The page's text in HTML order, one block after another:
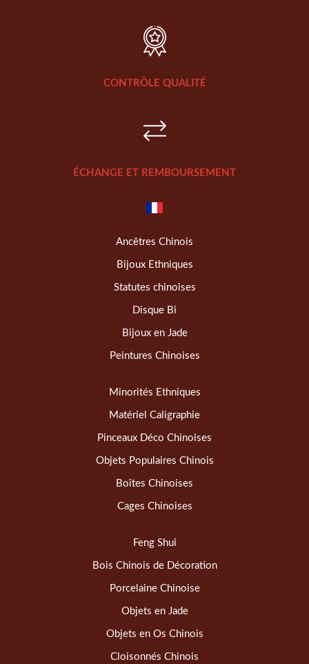
CONTRÔLE QUALITÉ
ÉCHANGE ET REMBOURSEMENT
Ancêtres Chinois
Bijoux Ethniques
Statutes chinoises
Disque Bi
Bijoux en Jade
Peintures Chinoises
Minorités Ethniques
Matériel Caligraphie
Pinceaux Déco Chinoises
Objets Populaires Chinois
Boîtes Chinoises
Cages Chinoises
Feng Shui
Bois Chinois de Décoration
Porcelaine Chinoise
Objets en Jade
Objets en Os Chinois
Cloisonnés Chinois